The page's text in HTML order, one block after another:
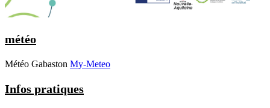
météo
Météo Gabaston My-Meteo
Infos pratiques